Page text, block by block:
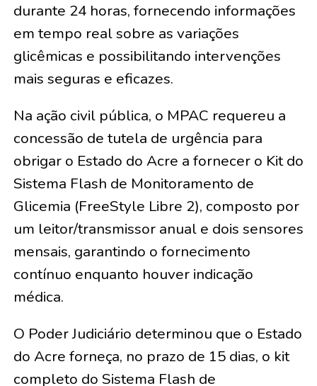
durante 24 horas, fornecendo informações
em tempo real sobre as variações
glicêmicas e possibilitando intervenções
mais seguras e eficazes.
Na ação civil pública, o MPAC requereu a
concessão de tutela de urgência para
obrigar o Estado do Acre a fornecer o Kit do
Sistema Flash de Monitoramento de
Glicemia (FreeStyle Libre 2), composto por
um leitor/transmissor anual e dois sensores
mensais, garantindo o fornecimento
contínuo enquanto houver indicação
médica.
O Poder Judiciário determinou que o Estado
do Acre forneça, no prazo de 15 dias, o kit
completo do Sistema Flash de